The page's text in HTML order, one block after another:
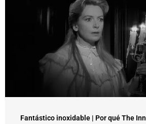
Fantástico inoxidable | Por qué The